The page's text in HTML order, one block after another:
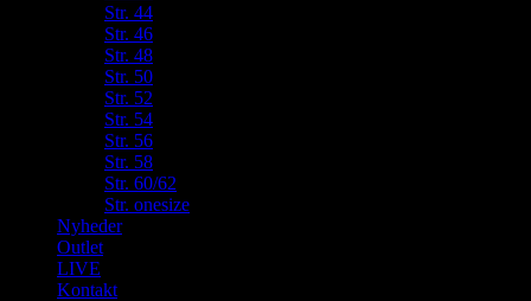
Str. 44
Str. 46
Str. 48
Str. 50
Str. 52
Str. 54
Str. 56
Str. 58
Str. 60/62
Str. onesize
Nyheder
Outlet
LIVE
Kontakt